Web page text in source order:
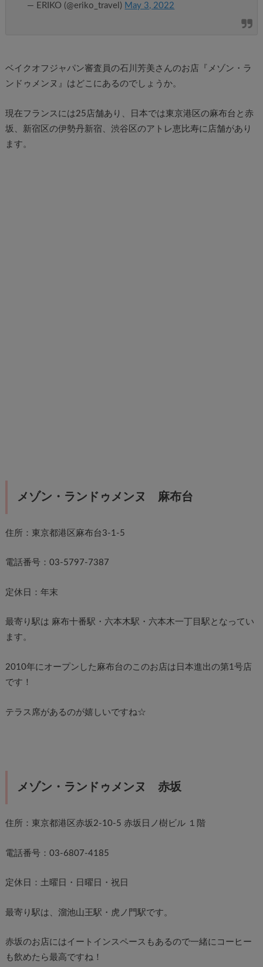
— ERIKO (@eriko_travel) May 3, 2022
ベイクオフジャパン審査員の石川芳美さんのお店『メゾン・ラ
ンドゥメンヌ』はどこにあるのでしょうか。
現在フランスには25店舗あり、日本では東京港区の麻布台と赤
坂、新宿区の伊勢丹新宿、渋谷区のアトレ恵比寿に店舗があり
ます。
メゾン・ランドゥメンヌ 麻布台
住所：東京都港区麻布台3-1-5
電話番号：03-5797-7387
定休日：年末
最寄り駅は 麻布十番駅・六本木駅・六本木一丁目駅となってい
ます。
2010年にオープンした麻布台のこのお店は日本進出の第1号店
です！
テラス席があるのが嬉しいですね☆
メゾン・ランドゥメンヌ 赤坂
住所：東京都港区赤坂2-10-5 赤坂日ノ樹ビル １階
電話番号：03-6807-4185
定休日：土曜日・日曜日・祝日
最寄り駅は、溜池山王駅・虎ノ門駅です。
赤坂のお店にはイートインスペースもあるので一緒にコーヒー
も飲めたら最高ですね！